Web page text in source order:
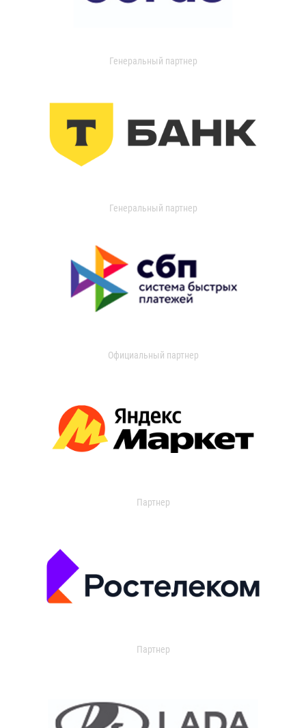
Генеральный партнер
Генеральный партнер
Официальный партнер
Партнер
Партнер